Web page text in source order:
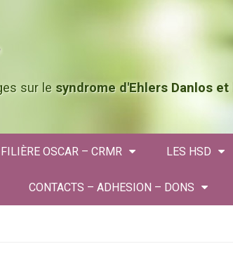
sur le syndrome d'Ehlers Danlos et
FILIÈRE OSCAR – CRMR LES HSD
CONTACTS – ADHESION – DONS